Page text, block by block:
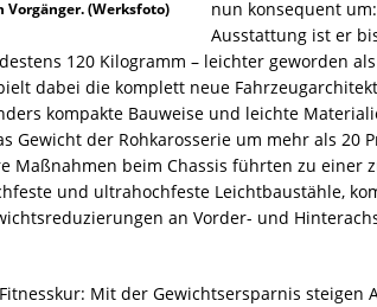
(Werksfoto)
nun konsequent
Ausstattung ist er
120 Kilogramm – leichter geworden
dabei die komplett neue
kompakte Bauweise und leichte
Gewicht der Rohkarosserie um mehr als 20
Maßnahmen beim Chassis führten zu einer
und ultrahochfeste Leichtbaustähle,
an Vorder- und
Mit der Gewichtsersparnis steigen